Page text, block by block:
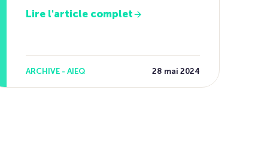
Lire l'article complet
ARCHIVE - AIEQ 28 mai 2024